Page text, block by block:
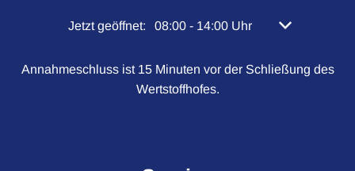
Klicken, um weitere Öffnungs- oder Schließzeiten
Jetzt geöffnet: 08:00 - 14:00 Uhr Von 08:00 bis
Annahmeschluss ist 15 Minuten vor der Schließung des
Wertstoffhofes.